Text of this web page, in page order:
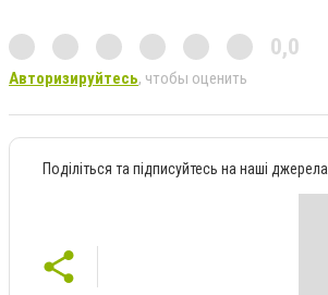
0,0
Авторизируйтесь, чтобы оценить
Поділіться та підписуйтесь на наші джерела